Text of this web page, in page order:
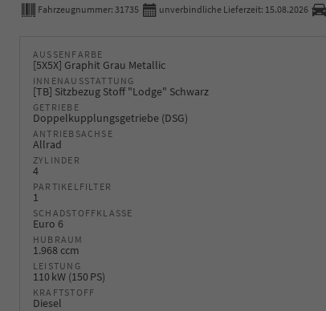
Fahrzeugnummer: 31735 unverbindliche Lieferzeit: 15.08.2026
AUSSENFARBE
[5X5X] Graphit Grau Metallic
INNENAUSSTATTUNG
[TB] Sitzbezug Stoff "Lodge" Schwarz
GETRIEBE
Doppelkupplungsgetriebe (DSG)
ANTRIEBSACHSE
Allrad
ZYLINDER
4
PARTIKELFILTER
1
SCHADSTOFFKLASSE
Euro 6
HUBRAUM
1.968 ccm
LEISTUNG
110 kW (150 PS)
KRAFTSTOFF
Diesel